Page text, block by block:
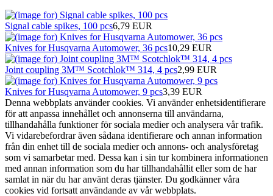
Signal cable spikes, 100 pcs6,79 EUR
Knives for Husqvarna Automower, 36 pcs10,29 EUR
Joint coupling 3M™ Scotchlok™ 314, 4 pcs2,99 EUR
Knives for Husqvarna Automower, 9 pcs3,39 EUR
Denna webbplats använder cookies. Vi använder enhetsidentifierare
för att anpassa innehållet och annonserna till användarna,
tillhandahålla funktioner för sociala medier och analysera vår trafik.
Vi vidarebefordrar även sådana identifierare och annan information
från din enhet till de sociala medier och annons- och analysföretag
som vi samarbetar med. Dessa kan i sin tur kombinera informationen
med annan information som du har tillhandahållit eller som de har
samlat in när du har använt deras tjänster. Du godkänner våra
cookies vid fortsatt användande av vår webbplats.